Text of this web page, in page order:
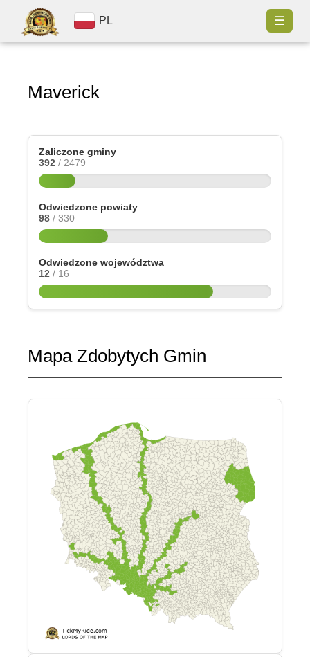
PL ☰
Maverick
Zaliczone gminy
392 / 2479
Odwiedzone powiaty
98 / 330
Odwiedzone województwa
12 / 16
Mapa Zdobytych Gmin